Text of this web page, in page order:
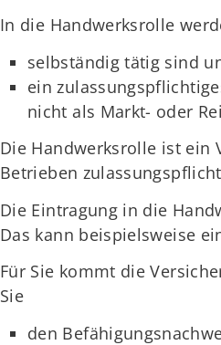
In die Handwerksrolle
selbständig tätig sind
ein
nicht als Markt- oder
Die Handwerksrolle ist ein
Betrieben
Die Eintragung in die
Das kann beispielsweise
Für Sie kommt die
Sie
den